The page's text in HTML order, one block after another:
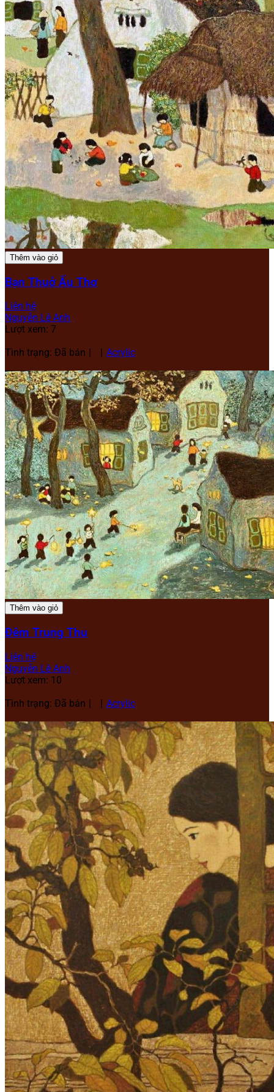
Thêm vào giỏ
Bạn Thuở Ấu Thơ
Liên hệ
Nguyễn Lê Anh
Lượt xem: 7
Tình trạng: Đã bán
Acrylic
Thêm vào giỏ
Đêm Trung Thu
Liên hệ
Nguyễn Lê Anh
Lượt xem: 10
Tình trạng: Đã bán
Acrylic